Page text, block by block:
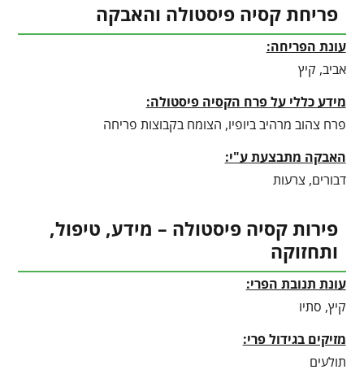
פריחת קסיה פיסטולה והאבקה
עונת הפריחה:
אביב, קיץ
מידע כללי על פרח הקסיה פיסטולה:
פרח צהוב מרהיב ביופיו, הצומח בקבוצות פריחה
האבקה מתבצעת ע"י:
דבורים, צרעות
פירות קסיה פיסטולה – מידע, טיפול,
ותחזוקה
עונת תנובת הפרי:
קיץ, סתיו
מזיקים בגידול פרי:
תולעים